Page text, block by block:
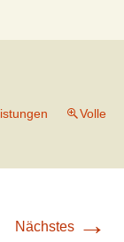
Volle
Nächstes →